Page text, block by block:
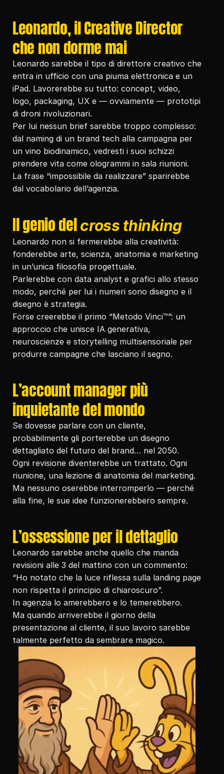
Leonardo, il Creative Director
che non dorme mai
Leonardo sarebbe il tipo di direttore creativo che
entra in ufficio con una piuma elettronica e un
iPad. Lavorerebbe su tutto: concept, video,
logo, packaging, UX e — ovviamente — prototipi
di droni rivoluzionari.
Per lui nessun brief sarebbe troppo complesso:
dal naming di un brand tech alla campagna per
un vino biodinamico, vedresti i suoi schizzi
prendere vita come ologrammi in sala riunioni.
La frase “impossibile da realizzare” sparirebbe
dal vocabolario dell’agenzia.
Il genio del cross thinking
Leonardo non si fermerebbe alla creatività:
fonderebbe arte, scienza, anatomia e marketing
in un’unica filosofia progettuale.
Parlerebbe con data analyst e grafici allo stesso
modo, perché per lui i numeri sono disegno e il
disegno è strategia.
Forse creerebbe il primo “Metodo Vinci™”: un
approccio che unisce IA generativa,
neuroscienze e storytelling multisensoriale per
produrre campagne che lasciano il segno.
L’account manager più
inquietante del mondo
Se dovesse parlare con un cliente,
probabilmente gli porterebbe un disegno
dettagliato del futuro del brand… nel 2050.
Ogni revisione diventerebbe un trattato. Ogni
riunione, una lezione di anatomia del marketing.
Ma nessuno oserebbe interromperlo — perché
alla fine, le sue idee funzionerebbero sempre.
L’ossessione per il dettaglio
Leonardo sarebbe anche quello che manda
revisioni alle 3 del mattino con un commento:
“Ho notato che la luce riflessa sulla landing page
non rispetta il principio di chiaroscuro”.
In agenzia lo amerebbero e lo temerebbero.
Ma quando arriverebbe il giorno della
presentazione al cliente, il suo lavoro sarebbe
talmente perfetto da sembrare magico.